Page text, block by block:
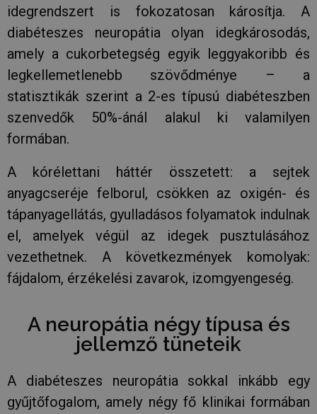
idegrendszert is fokozatosan károsítja. A
diabéteszes neuropátia olyan idegkárosodás,
amely a cukorbetegség egyik leggyakoribb és
legkellemetlenebb szövődménye – a
statisztikák szerint a 2-es típusú diabéteszben
szenvedők 50%-ánál alakul ki valamilyen
formában.
A kórélettani háttér összetett: a sejtek
anyagcseréje felborul, csökken az oxigén- és
tápanyagellátás, gyulladásos folyamatok indulnak
el, amelyek végül az idegek pusztulásához
vezethetnek. A következmények komolyak:
fájdalom, érzékelési zavarok, izomgyengeség.
A neuropátia négy típusa és
jellemző tüneteik
A diabéteszes neuropátia sokkal inkább egy
gyűjtőfogalom, amely négy fő klinikai formában